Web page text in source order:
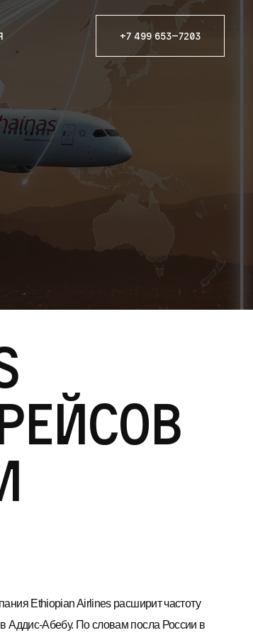
+7 499 653—7203
Ethiopian Airlines расширит частоту
Аддис-Абебу. По словам посла России в